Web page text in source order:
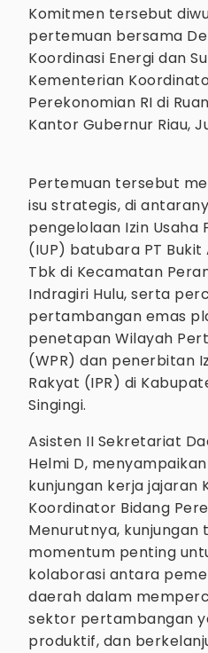
Komitmen tersebut
pertemuan bersama
Koordinasi Energi dan
Kementerian
Perekonomian RI di
Kantor Gubernur Riau,
Pertemuan tersebut
isu strategis, di
pengelolaan Izin Usaha
(IUP) batubara PT
Tbk di Kecamatan
Indragiri Hulu, serta
pertambangan emas
penetapan Wilayah
(WPR) dan penerbitan
Rakyat (IPR) di
Singingi.
Asisten II Sekretariat
Helmi D,
kunjungan kerja jajaran
Koordinator Bidang
Menurutnya,
momentum penting
kolaborasi antara
daerah dalam
sektor pertambangan
produktif, dan